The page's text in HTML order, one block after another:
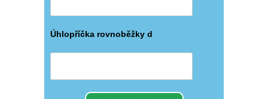
Úhlopříčka rovnoběžky d